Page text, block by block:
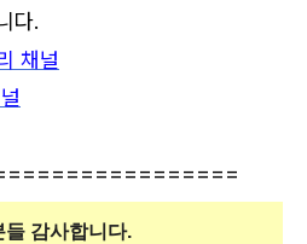
다.
채널
들 감사합니다.